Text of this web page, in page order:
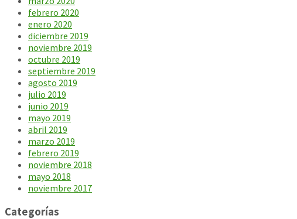
febrero 2020
enero 2020
diciembre 2019
noviembre 2019
octubre 2019
septiembre 2019
agosto 2019
julio 2019
junio 2019
mayo 2019
abril 2019
marzo 2019
febrero 2019
noviembre 2018
mayo 2018
noviembre 2017
Categorías